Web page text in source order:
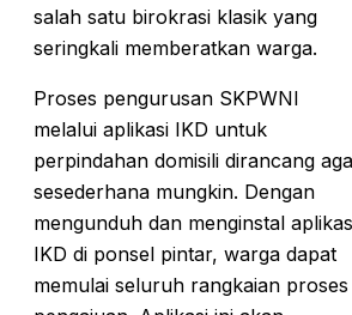
salah satu birokrasi klasik yang
seringkali memberatkan warga.
Proses pengurusan SKPWNI
melalui aplikasi IKD untuk
perpindahan domisili dirancang
sesederhana mungkin. Dengan
mengunduh dan menginstal
IKD di ponsel pintar, warga dapat
memulai seluruh rangkaian proses